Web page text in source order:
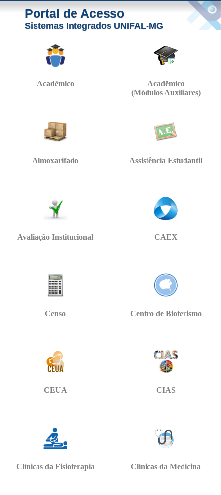
Portal de Acesso
Sistemas Integrados UNIFAL-MG
Acadêmico
Acadêmico
(Módulos Auxiliares)
Almoxarifado Assistência Estudantil
Avaliação Institucional CAEX
Censo Centro de Bioterismo
CEUA CIAS
Clínicas da Fisioterapia Clínicas da Medicina